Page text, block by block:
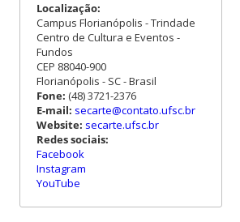
Localização:
Campus Florianópolis - Trindade
Centro de Cultura e Eventos -
Fundos
CEP 88040-900
Florianópolis - SC - Brasil
Fone: (48) 3721-2376
E-mail: secarte@contato.ufsc.br
Website: secarte.ufsc.br
Redes sociais:
Facebook
Instagram
YouTube